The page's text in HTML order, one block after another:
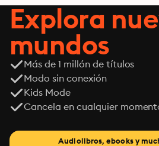
Explora
mundos
Más de 1 millón de títulos
Modo sin conexión
Kids Mode
Cancela en cualquier
Audiolibros, ebooks y